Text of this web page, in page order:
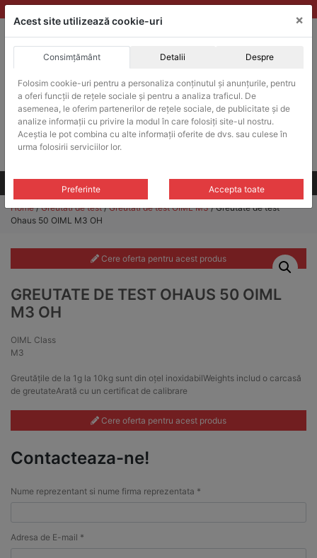
Skip
to
ACHIZITII PUBLICE
Produsele pot fi achizitionate si in sistemul SEAP / SICAP
Products
search
CAUTARE
Toate produsele
Home/Greutati de test/Greutati de test OIML M3/ Greutate de test
Ohaus 50 OIML M3 OH
Cere oferta pentru acest produs
GREUTATE DE TEST OHAUS 50 OIML
M3 OH
OIML Class
M3
Greutățile de la 1g la 10kg sunt din oțel inoxidabilWeights includ o carcasă
de greutateArată cu un certificat de calibrare
Cere oferta pentru acest produs
Contacteaza-ne!
Nume reprezentant si nume firma reprezentata *
Adresa de E-mail *
Acest site utilizează cookie-uri ×
Consimțământ Detalii Despre
Folosim cookie-uri pentru a personaliza conținutul și anunțurile, pentru
a oferi funcții de rețele sociale și pentru a analiza traficul. De
asemenea, le oferim partenerilor de rețele sociale, de publicitate și de
analize informații cu privire la modul în care folosiți site-ul nostru.
Aceștia le pot combina cu alte informații oferite de dvs. sau culese în
urma folosirii serviciilor lor.
Preferinte Accepta toate